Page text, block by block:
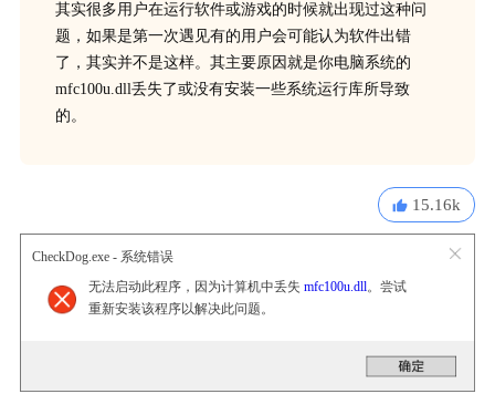
其实很多用户在运行软件或游戏的时候就出现过这种问
题，如果是第一次遇见有的用户会可能认为软件出错
了，其实并不是这样。其主要原因就是你电脑系统的
mfc100u.dll丢失了或没有安装一些系统运行库所导致
的。
15.16k
CheckDog.exe - 系统错误
无法启动此程序，因为计算机中丢失 mfc100u.dll。尝试
重新安装该程序以解决此问题。